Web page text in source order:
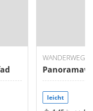
WANDERWEG
leicht